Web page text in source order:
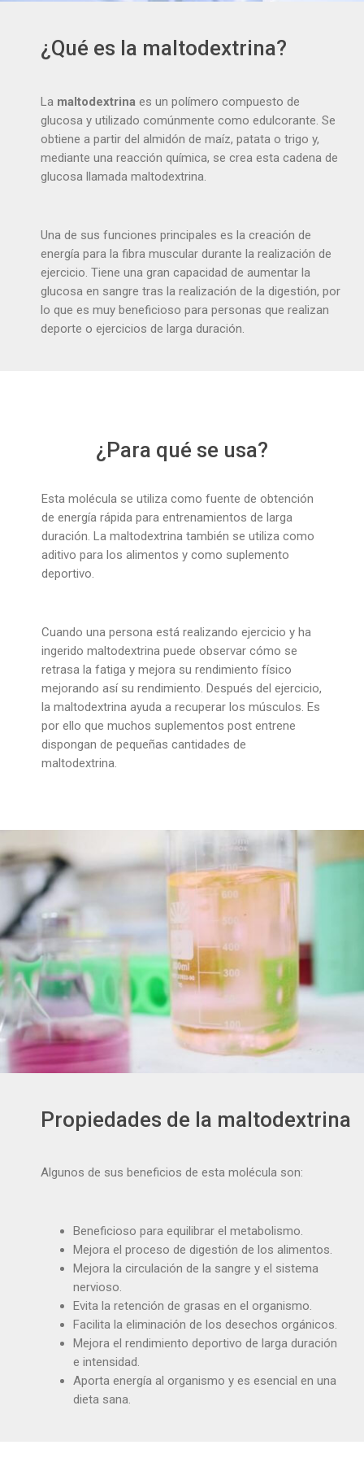
¿Qué es la maltodextrina?
La maltodextrina es un polímero compuesto de
glucosa y utilizado comúnmente como edulcorante. Se
obtiene a partir del almidón de maíz, patata o trigo y,
mediante una reacción química, se crea esta cadena de
glucosa llamada maltodextrina.
Una de sus funciones principales es la creación de
energía para la fibra muscular durante la realización de
ejercicio. Tiene una gran capacidad de aumentar la
glucosa en sangre tras la realización de la digestión, por
lo que es muy beneficioso para personas que realizan
deporte o ejercicios de larga duración.
¿Para qué se usa?
Esta molécula se utiliza como fuente de obtención
de energía rápida para entrenamientos de larga
duración. La maltodextrina también se utiliza como
aditivo para los alimentos y como suplemento
deportivo.
Cuando una persona está realizando ejercicio y ha
ingerido maltodextrina puede observar cómo se
retrasa la fatiga y mejora su rendimiento físico
mejorando así su rendimiento. Después del ejercicio,
la maltodextrina ayuda a recuperar los músculos. Es
por ello que muchos suplementos post entrene
dispongan de pequeñas cantidades de
maltodextrina.
Propiedades de la maltodextrina
Algunos de sus beneficios de esta molécula son:
Beneficioso para equilibrar el metabolismo.
Mejora el proceso de digestión de los alimentos.
Mejora la circulación de la sangre y el sistema
nervioso.
Evita la retención de grasas en el organismo.
Facilita la eliminación de los desechos orgánicos.
Mejora el rendimiento deportivo de larga duración
e intensidad.
Aporta energía al organismo y es esencial en una
dieta sana.